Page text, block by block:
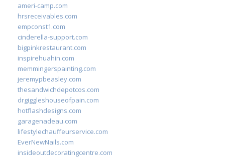
ameri-camp.com
hrsreceivables.com
empconst1.com
cinderella-support.com
bigpinkrestaurant.com
inspirehuahin.com
memmingerspainting.com
jeremypbeasley.com
thesandwichdepotcos.com
drgiggleshouseofpain.com
hotflashdesigns.com
garagenadeau.com
lifestylechauffeurservice.com
EverNewNails.com
insideoutdecoratingcentre.com